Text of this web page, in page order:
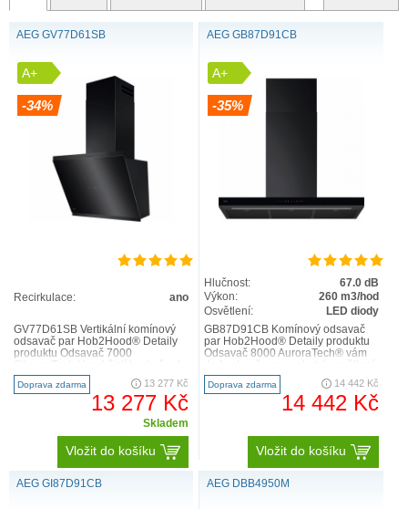
zajistí dokonalé a jedinečně tiché
odsávání nežádoucích pachů. Udrží tak vaši kuchyň stále
OVLÁDEJTE ODSAVAČ NA DESCE DÍKY
HOB2HOO
Hob2Hoodkomunikuje odsavače par s varnou
deskou. Na začátku vaření automaticky zapne a rozsvítí
odsavač par a také nastaví odtah podle intenzity vašeho
vaření. Odsavač par lze ovládat i manuálně.
AEG GV77D61SB
A+
-34%
Recirkulace: ano
GV77D61SB Vertikální komínový
odsavač par Hob2Hood® Detaily
produktu Odsavač 7000
nepříjemného pachu při vaření ..
Doprava zdarma 13 277 Kč
13 277 Kč
Skladem
Vložit do košíku
AEG GB87D91CB
A+
-35%
Hlučnost:
67.0 dB
Výkon:
260 m3/hod
Osvětlení:
LED diody
GB87D91CB Komínový odsavač
par Hob2Hood® Detaily produktu
Odsavač 8000 AuroraTech® vám
Podle denního času auto..
Doprava zdarma 14 442 Kč
14 442 Kč
Vložit do košíku
AEG GI87D91CB AEG DBB4950M